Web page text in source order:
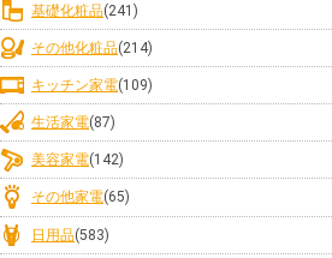
基礎化粧品(241)
その他化粧品(214)
キッチン家電(109)
生活家電(87)
美容家電(142)
その他家電(65)
日用品(583)